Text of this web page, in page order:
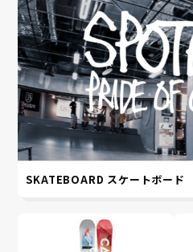
SKATEBOARD スケートボード